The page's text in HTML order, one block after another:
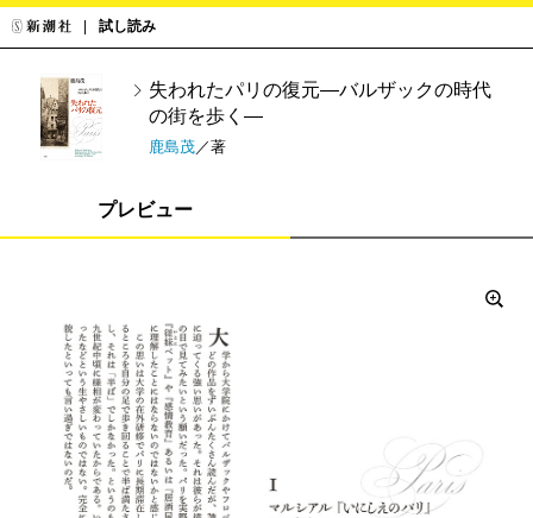
試し読み
失われたパリの復元―バルザックの時代
の街を歩く―
鹿島茂 ／著
プレビュー